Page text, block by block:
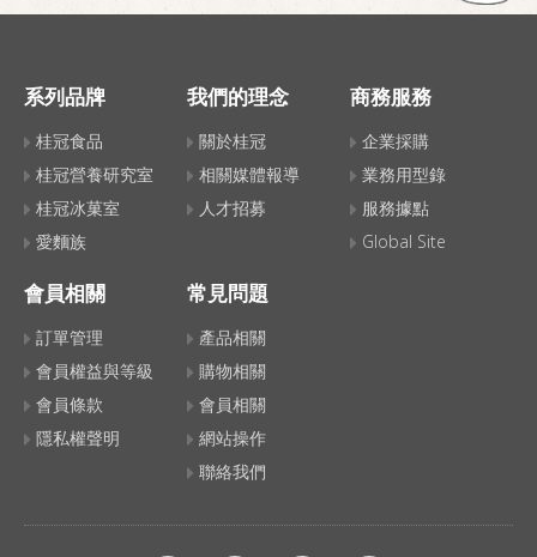
系列品牌
桂冠食品
桂冠營養研究室
桂冠冰菓室
愛麵族
我們的理念
關於桂冠
相關媒體報導
人才招募
商務服務
企業採購
業務用型錄
服務據點
Global Site
會員相關
訂單管理
會員權益與等級
會員條款
隱私權聲明
常見問題
產品相關
購物相關
會員相關
網站操作
聯絡我們